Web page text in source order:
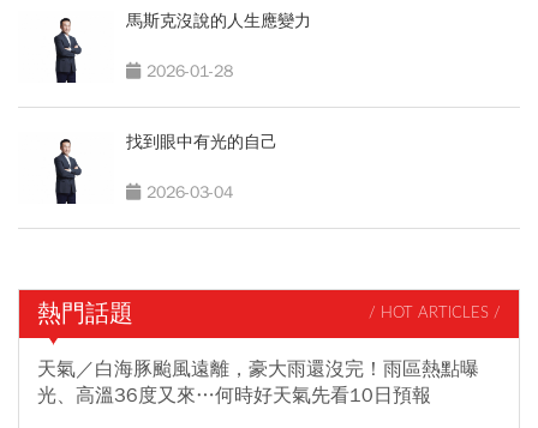
馬斯克沒說的人生應變力
2026-01-28
找到眼中有光的自己
2026-03-04
熱門話題 / HOT ARTICLES /
天氣／白海豚颱風遠離，豪大雨還沒完！雨區熱點曝
光、高溫36度又來…何時好天氣先看10日預報